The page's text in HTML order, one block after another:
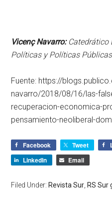
Vicenç Navarro: Catedrático
Políticas y Políticas
Fuente: https://
navarro/2018/08/16/las-
recuperacion-economica-
pensamiento-neoliberal-
Facebook Tweet
LinkedIn
Email
Filed Under: Revista Sur RS Sur